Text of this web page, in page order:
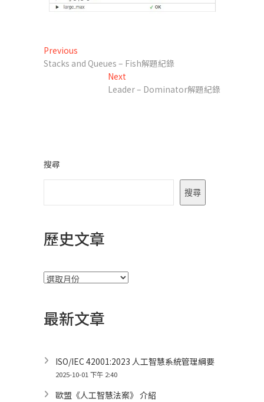
文
章
Previous
post:
Stacks and Queues – Fish解題紀錄
Next
post:
Leader – Dominator解題紀錄
搜尋
搜尋
歷史文章
彙
最新文章
ISO/IEC 42001:2023 人工智慧系統管理綱要
2025-10-01 下午 2:40
歐盟《人工智慧法案》 介紹